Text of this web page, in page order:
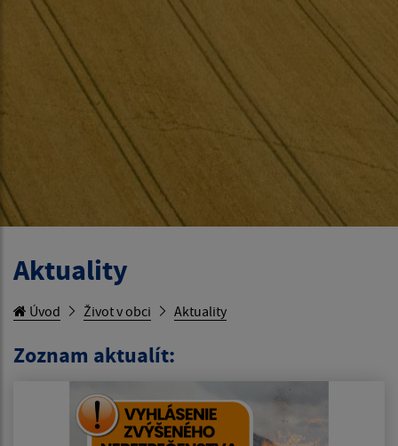
Aktuality
Úvod Život v obci Aktuality
Zoznam aktualít: